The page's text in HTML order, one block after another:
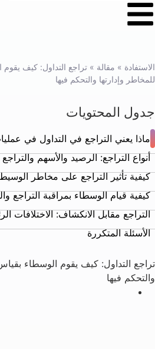
الاستفادة » مقالة » تراجع التداول: كيف
للمخاطر وإدارتها والتحكم فيها
جدول المحتويات
ماذا يعني التراجع في التداول في
أنواع التراجع: الرصيد والأسهم والتراجع
كيفية تأثير التراجع على مخاطر
كيفية قيام الوسطاء بمراقبة التراجع
التراجع مقابل الانكشاف: الاختلافات
الأسئلة المتكررة
تراجع التداول: كيف يقوم الوسطاء
والتحكم فيها